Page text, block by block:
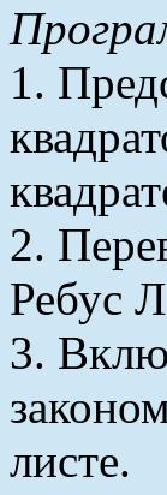
1.
2.
Ребус
3.
листе.